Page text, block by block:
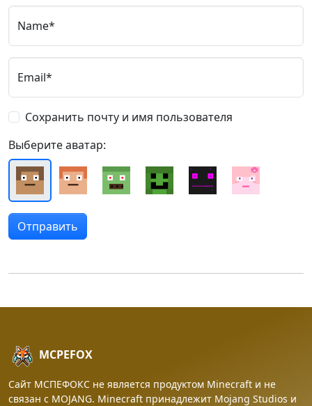
Name*
Email*
Сохранить почту и имя пользователя
Выберите аватар:
MCPEFOX
Сайт МСПЕФОКС не является продуктом Minecraft и не
связан с MOJANG. Minecraft принадлежит Mojang Studios и